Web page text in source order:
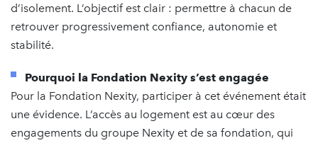
d’isolement. L’objectif est clair : permettre à chacun de
retrouver progressivement confiance, autonomie et
stabilité.
Pourquoi la Fondation Nexity s’est engagée
Pour la Fondation Nexity, participer à cet événement était
une évidence. L’accès au logement est au cœur des
engagements du groupe Nexity et de sa fondation, qui